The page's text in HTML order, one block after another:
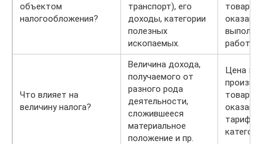
объектом
налогообложения?
транспорт), его
доходы, категории
полезных
ископаемых.
товары,
работы.
Что влияет на
величину налога?
Величина дохода,
получаемого от
разного рода
деятельности,
сложившееся
материальное
положение и пр.
Цена за
товары